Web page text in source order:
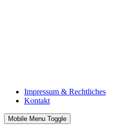
Impressum & Rechtliches
Kontakt
Mobile Menu Toggle